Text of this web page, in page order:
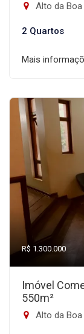
Alto da
2 Quartos
Mais
R$ 1.300.000
Imóvel
550m²
Alto da